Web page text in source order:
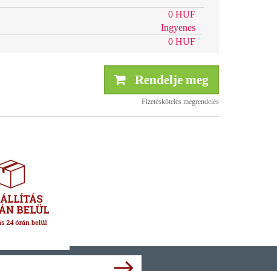
0 HUF
Ingyenes
0 HUF
Rendelje meg
Fizetésköteles megrendelés